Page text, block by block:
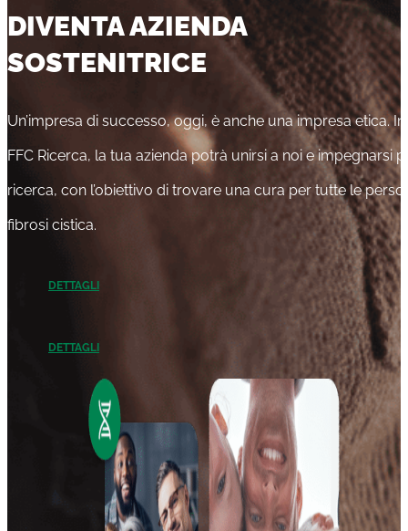
DIVENTA AZIENDA
SOSTENITRICE
Un’impresa di successo, oggi, è anche una impresa etica.
FFC Ricerca, la tua azienda potrà unirsi a noi e impegnarsi
ricerca, con l’obiettivo di trovare una cura per tutte le
fibrosi cistica.
DETTAGLI
DETTAGLI